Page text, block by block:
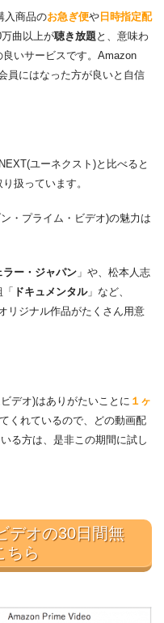
入商品のお急ぎ便や日時指定配
曲以上が聴き放題 と、意味わ
いサービスです。Amazon
員にはなった方が良いと自信
ユーネクスト)と比べると
扱っています。
・プライム・ビデオ)の魅力は
ラー・ジャパン 」や、松本人志
ドキュメンタル」など、
リジナル作品がたくさん用意
デオ)はありがたいことに １ヶ
くれているので、どの動画配
る方は、是非この期間に試し
デオの30日間無
ちら